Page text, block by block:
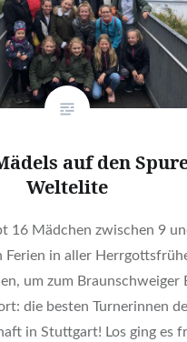
auf den
Weltelite
16 Mädchen zwischen 9
Ferien in aller
um zum Braunschweiger
die besten Turnerinnen
in Stuttgart! Los ging es